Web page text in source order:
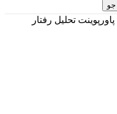
تحلیل رفتار